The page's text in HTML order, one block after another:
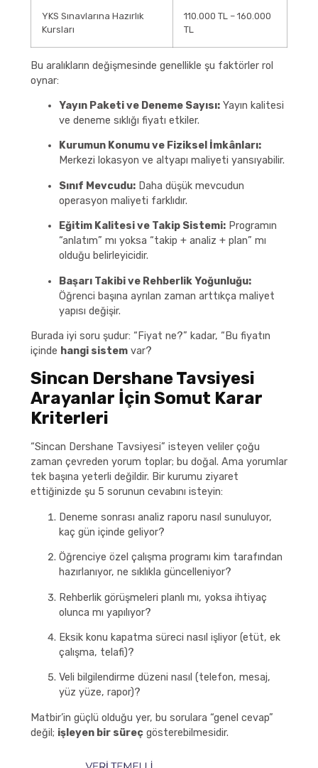
YKS Sınavlarına Hazırlık
Kursları
110.000 TL – 160.000
TL
Bu aralıkların değişmesinde genellikle şu faktörler rol
oynar:
Yayın Paketi ve Deneme Sayısı:Yayın kalitesi
ve deneme sıklığı fiyatı etkiler.
Kurumun Konumu ve Fiziksel İmkânları:
Merkezi lokasyon ve altyapı maliyeti yansıyabilir.
Sınıf Mevcudu:Daha düşük mevcudun
operasyon maliyeti farklıdır.
Eğitim Kalitesi ve Takip Sistemi:Programın
“anlatım” mı yoksa “takip + analiz + plan” mı
olduğu belirleyicidir.
Başarı Takibi ve Rehberlik Yoğunluğu:
Öğrenci başına ayrılan zaman arttıkça maliyet
yapısı değişir.
Burada iyi soru şudur: “Fiyat ne?” kadar, “Bu fiyatın
içinde hangi sistemvar?
Sincan Dershane Tavsiyesi
Arayanlar İçin Somut Karar
Kriterleri
“Sincan Dershane Tavsiyesi” isteyen veliler çoğu
zaman çevreden yorum toplar; bu doğal. Ama yorumlar
tek başına yeterli değildir. Bir kurumu ziyaret
ettiğinizde şu 5 sorunun cevabını isteyin:
Deneme sonrası analiz raporu nasıl sunuluyor,
kaç gün içinde geliyor?
Öğrenciye özel çalışma programı kim tarafından
hazırlanıyor, ne sıklıkla güncelleniyor?
Rehberlik görüşmeleri planlı mı, yoksa ihtiyaç
olunca mı yapılıyor?
Eksik konu kapatma süreci nasıl işliyor (etüt, ek
çalışma, telafi)?
Veli bilgilendirme düzeni nasıl (telefon, mesaj,
yüz yüze, rapor)?
Matbir’in güçlü olduğu yer, bu sorulara “genel cevap”
değil; işleyen bir süreçgösterebilmesidir.